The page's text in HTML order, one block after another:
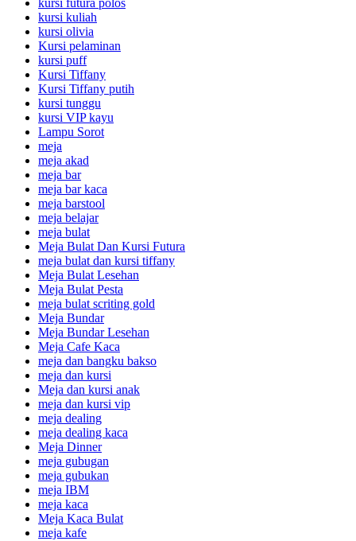
kursi futura polos
kursi kuliah
kursi olivia
Kursi pelaminan
kursi puff
Kursi Tiffany
Kursi Tiffany putih
kursi tunggu
kursi VIP kayu
Lampu Sorot
meja
meja akad
meja bar
meja bar kaca
meja barstool
meja belajar
meja bulat
Meja Bulat Dan Kursi Futura
meja bulat dan kursi tiffany
Meja Bulat Lesehan
Meja Bulat Pesta
meja bulat scriting gold
Meja Bundar
Meja Bundar Lesehan
Meja Cafe Kaca
meja dan bangku bakso
meja dan kursi
Meja dan kursi anak
meja dan kursi vip
meja dealing
meja dealing kaca
Meja Dinner
meja gubugan
meja gubukan
meja IBM
meja kaca
Meja Kaca Bulat
meja kafe